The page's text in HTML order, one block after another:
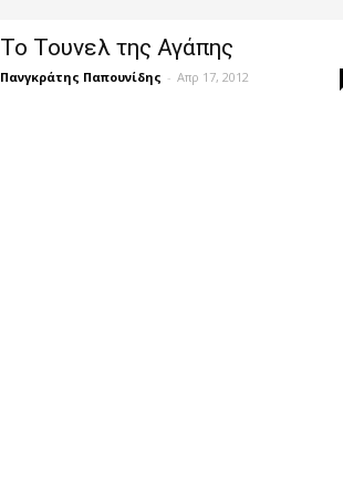
Το Τουνελ της Αγάπης
Πανγκράτης Παπουνίδης - Απρ 17, 2012